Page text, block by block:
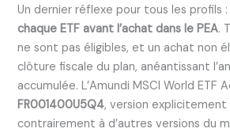
Un dernier réflexe pour tous les profils
chaque ETF avant l’achat dans le PEA.
ne sont pas éligibles, et un achat non
clôture fiscale du plan, anéantissant
accumulée. L’Amundi MSCI World ETF
FR001400U5Q4, version explicitement
contrairement à d’autres versions du